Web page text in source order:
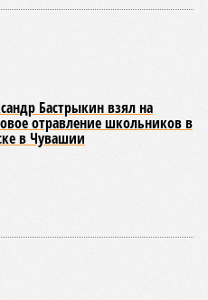
по Чувашской
участие в заседании
вопросами
в регионе. В
текущее состояние
2026 года и промежуточные
по Республике Татарстан
лагерях. В
299 таких учреждений,
типу. Сотрудники
проверок и
позволило охватить
долю лагерей. По